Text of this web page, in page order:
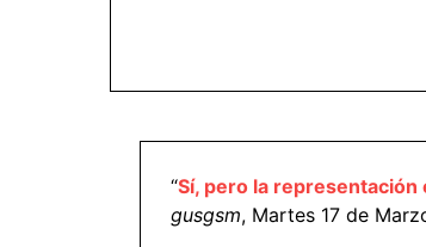
“Sí, pero la representación
gusgsm, Martes 17 de